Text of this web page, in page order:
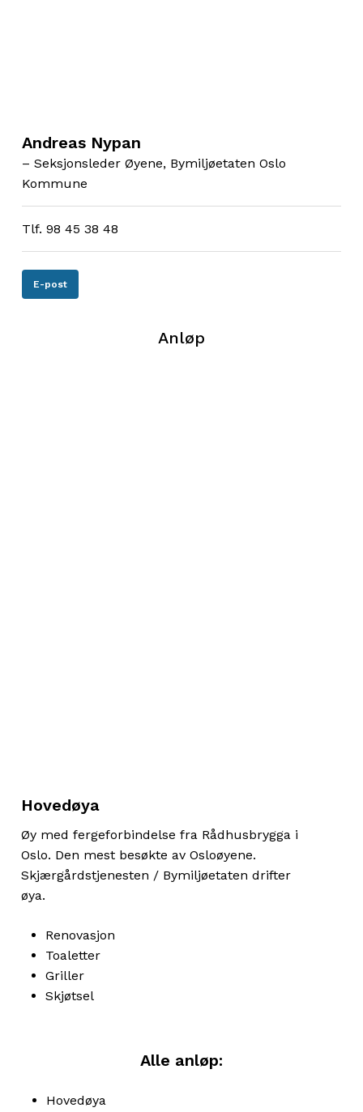
Andreas Nypan
– Seksjonsleder Øyene, Bymiljøetaten Oslo
Kommune
Tlf. 98 45 38 48
E-post
Anløp
Hovedøya
Øy med fergeforbindelse fra Rådhusbrygga i
Oslo. Den mest besøkte av Osloøyene.
Skjærgårdstjenesten / Bymiljøetaten drifter
øya.
Renovasjon
Toaletter
Griller
Skjøtsel
Alle anløp:
Hovedøya